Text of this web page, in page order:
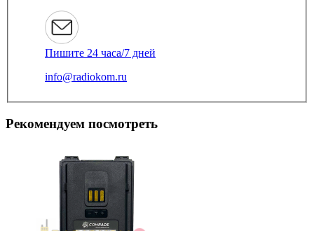
Пишите 24 часа/7 дней
info@radiokom.ru
Рекомендуем посмотреть